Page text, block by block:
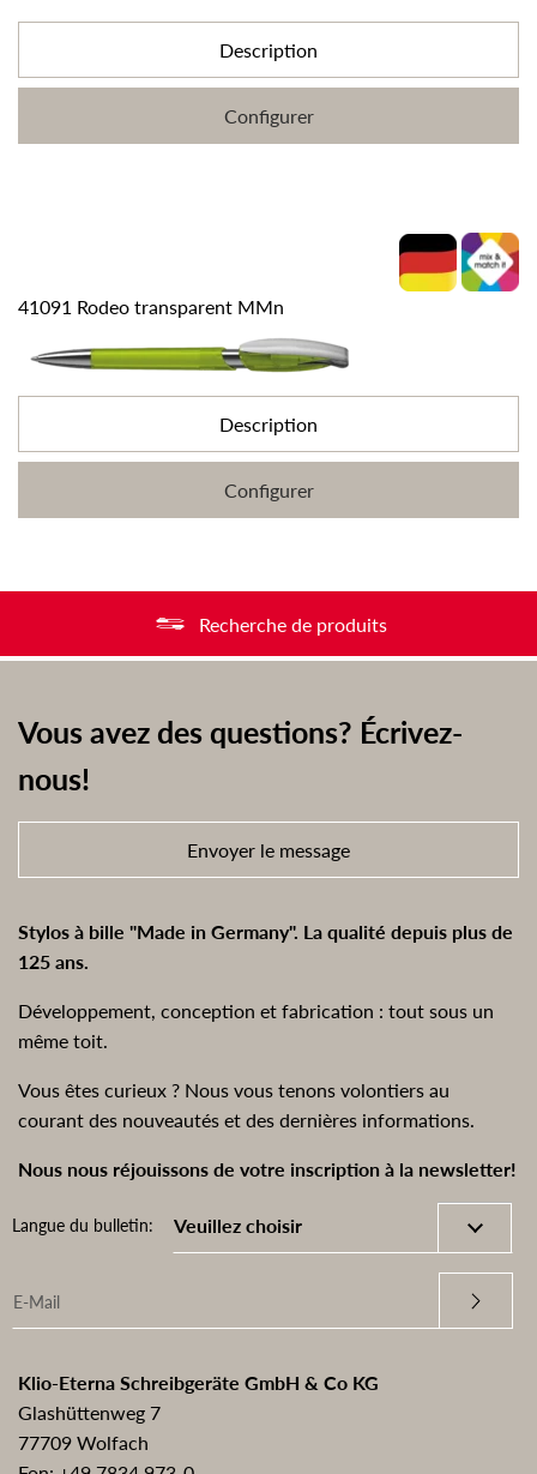
Description
Configurer
41091 Rodeo transparent MMn
Description
Configurer
Recherche de produits
Vous avez des questions? Écrivez-
nous!
Envoyer le message
Stylos à bille "Made in Germany". La qualité depuis plus de
125 ans.
Développement, conception et fabrication : tout sous un
même toit.
Vous êtes curieux ? Nous vous tenons volontiers au
courant des nouveautés et des dernières informations.
Nous nous réjouissons de votre inscription à la newsletter!
Langue du bulletin:
Klio-Eterna Schreibgeräte GmbH & Co KG
Glashüttenweg 7
77709 Wolfach